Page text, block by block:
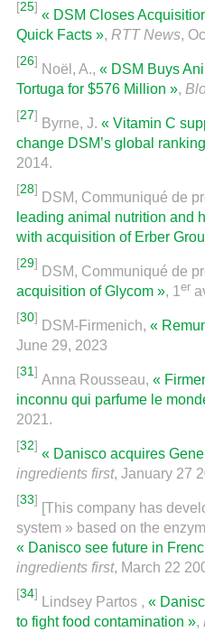
[25]
« DSM Closes
Quick Facts », RTT News,
[26]
Noël, A., « DSM Buys
Tortuga for $576 Million »,
[27]
Byrne, J. « Vitamin C
change DSM’s global
2014.
[28]
DSM, Communiqué de
leading animal nutrition and
with acquisition of Erber
[29]
DSM, Communiqué de
acquisition of Glycom », 1 er
[30]
DSM-Firmenich, «
June 29, 2023
[31]
Anna Rousseau, «
inconnu qui parfume le
2021.
[32]
« Danisco acquires
ingredients first, January 27
[33]
[This company has
system » based on the
« Danisco see future in
ingredients first, March 22
[34]
Lindsey Partos , «
to fight food contamination »,